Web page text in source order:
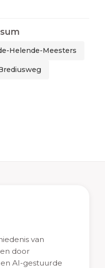
Helende-Meesters
van
door
AI-gestuurde